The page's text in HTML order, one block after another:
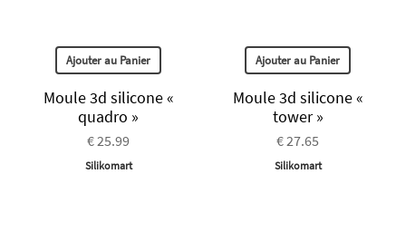
Ajouter au Panier
Moule 3d silicone «
quadro »
€ 25.99
Silikomart
Ajouter au Panier
Moule 3d silicone «
tower »
€ 27.65
Silikomart